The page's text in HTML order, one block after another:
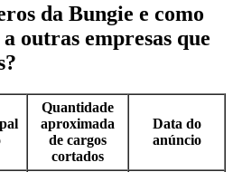
da Bungie e como
outras empresas que
Quantidade
aproximada
de cargos
cortados
Data do
anúncio